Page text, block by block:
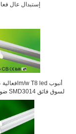
ضوء 30 واط SMD3014 لسوق فائق